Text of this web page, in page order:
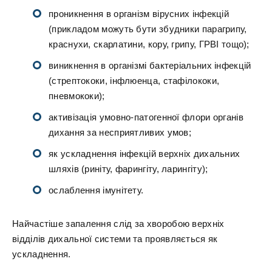
проникнення в організм вірусних інфекцій
(прикладом можуть бути збудники парагрипу,
краснухи, скарлатини, кору, грипу, ГРВІ тощо);
виникнення в організмі бактеріальних інфекцій
(стрептококи, інфлюенца, стафілококи,
пневмококи);
активізація умовно-патогенної флори органів
дихання за несприятливих умов;
як ускладнення інфекцій верхніх дихальних
шляхів (риніту, фарингіту, ларингіту);
ослаблення імунітету.
Найчастіше запалення слід за хворобою верхніх
відділів дихальної системи та проявляється як
ускладнення.